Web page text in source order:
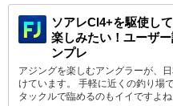
ソアレCI4+を駆使し
楽しみたい！ユーザ
ンプレ
アジングを楽しむアングラーが、
けています。 手軽に近くの釣り場
タックルで臨めるのもイイですよ